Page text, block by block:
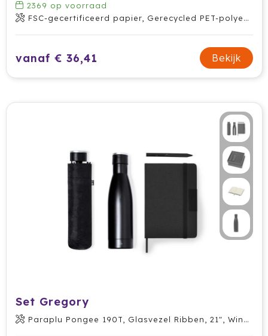
2369 op voorraad
FSC-gecertificeerd papier, Gerecycled PET-polyester, Gerecycled aluminium
vanaf € 36,41 Bekijk
Set Gregory
Paraplu Pongee 190T, Glasvezel Ribben, 21", Windbestendig. Pongee RPET Zakje